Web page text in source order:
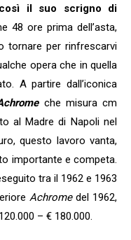
il suo scrigno di
48 ore prima dell’asta,
tornare per rinfrescarvi
opera che in quella
A partire dall’iconica
che misura cm
al Madre di Napoli nel
questo lavoro vanta,
importante e competa.
tra il 1962 e 1963
Achromedel 1962,
– € 180.000.